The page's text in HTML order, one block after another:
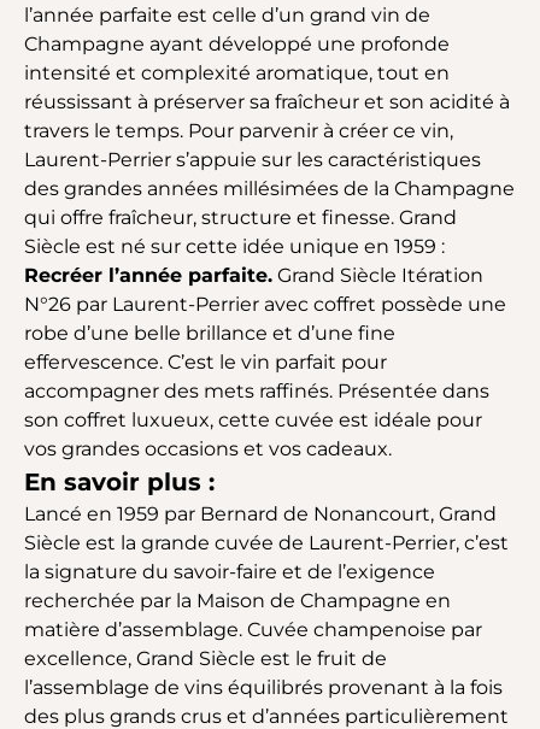
l’année parfaite est celle d’un grand vin de
Champagne ayant développé une profonde
intensité et complexité aromatique, tout en
réussissant à préserver sa fraîcheur et son acidité à
travers le temps. Pour parvenir à créer ce vin,
Laurent-Perrier s’appuie sur les caractéristiques
des grandes années millésimées de la Champagne
qui offre fraîcheur, structure et finesse. Grand
Siècle est né sur cette idée unique en 1959 :
Recréer l’année parfaite. Grand Siècle Itération
N°26 par Laurent-Perrier avec coffret possède une
robe d’une belle brillance et d’une fine
effervescence. C’est le vin parfait pour
accompagner des mets raffinés. Présentée dans
son coffret luxueux, cette cuvée est idéale pour
vos grandes occasions et vos cadeaux.
En savoir plus :
Lancé en 1959 par Bernard de Nonancourt, Grand
Siècle est la grande cuvée de Laurent-Perrier, c’est
la signature du savoir-faire et de l’exigence
recherchée par la Maison de Champagne en
matière d’assemblage. Cuvée champenoise par
excellence, Grand Siècle est le fruit de
l’assemblage de vins équilibrés provenant à la fois
des plus grands crus et d’années particulièrement